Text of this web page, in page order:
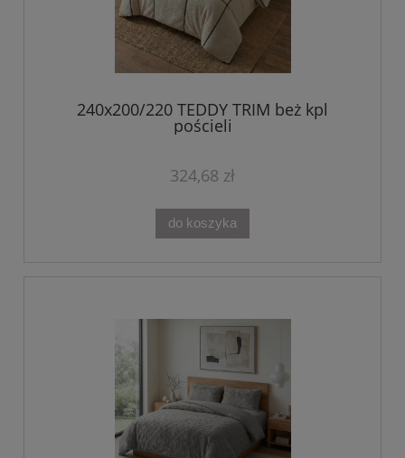
240x200/220 TEDDY TRIM beż kpl
pościeli
324,68 zł
do koszyka